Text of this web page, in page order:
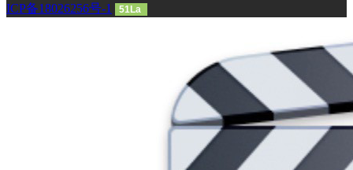
ICP备18026256号-1
51La